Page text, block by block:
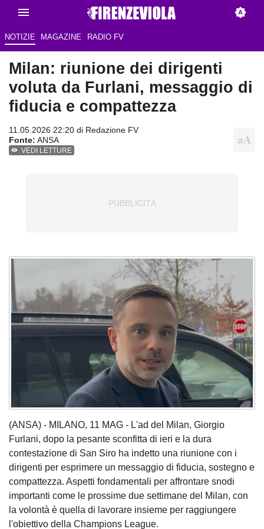
NOTIZIE MAGAZINE RADIO FV
Milan: riunione dei dirigenti
voluta da Furlani, messaggio di
fiducia e compattezza
11.05.2026 22:20 di Redazione FV
Fonte: ANSA
VEDI LETTURE
(ANSA) - MILANO, 11 MAG - L'ad del Milan, Giorgio
Furlani, dopo la pesante sconfitta di ieri e la dura
contestazione di San Siro ha indetto una riunione con i
dirigenti per esprimere un messaggio di fiducia, sostegno e
compattezza. Aspetti fondamentali per affrontare snodi
importanti come le prossime due settimane del Milan, con
la volontà è quella di lavorare insieme per raggiungere
l'obiettivo della Champions League.